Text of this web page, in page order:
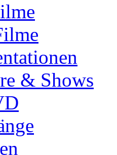
& Shows